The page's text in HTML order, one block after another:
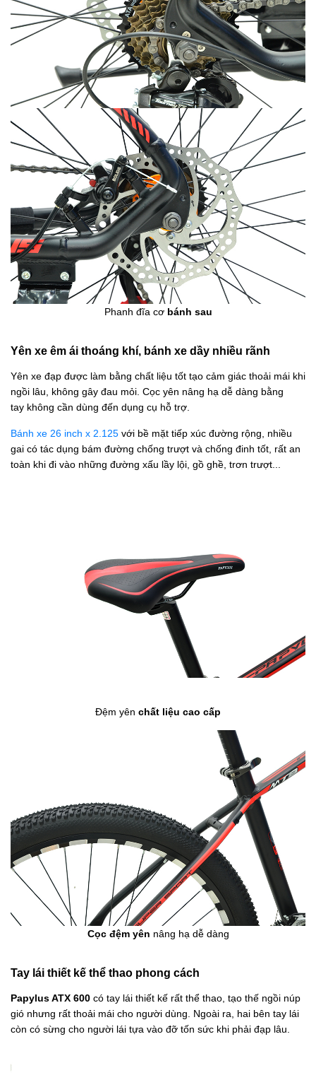
Phanh đĩa cơ bánh sau
Yên xe êm ái thoáng khí, bánh xe dầy nhiều rãnh
Yên xe đạp được làm bằng chất liệu tốt tạo cảm giác thoải mái khi
ngồi lâu, không gây đau mỏi. Cọc yên nâng hạ dễ dàng bằng
tay không cần dùng đến dụng cụ hỗ trợ.
Bánh xe 26 inch x 2.125 với bề mặt tiếp xúc đường rộng, nhiều
gai có tác dụng bám đường chống trượt và chống đinh tốt, rất an
toàn khi đi vào những đường xấu lầy lội, gồ ghề, trơn trượt...
Đệm yên chất liệu cao cấp
Cọc đệm yên nâng hạ dễ dàng
Tay lái thiết kế thể thao phong cách
Papylus ATX 600 có tay lái thiết kế rất thể thao, tạo thế ngồi núp
gió nhưng rất thoải mái cho người dùng. Ngoài ra, hai bên tay lái
còn có sừng cho người lái tựa vào đỡ tốn sức khi phải đạp lâu.